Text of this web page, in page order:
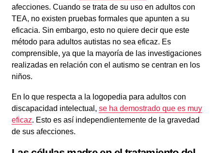
afecciones. Cuando se trata de su uso en adultos con
TEA, no existen pruebas formales que apunten a su
eficacia. Sin embargo, esto no quiere decir que este
método para adultos autistas no sea eficaz. Es
comprensible, ya que la mayoría de las investigaciones
realizadas en relación con el autismo se centran en los
niños.
En lo que respecta a la logopedia para adultos con
discapacidad intelectual, se ha demostrado que es muy
eficaz. Esto es así independientemente de la gravedad
de sus afecciones.